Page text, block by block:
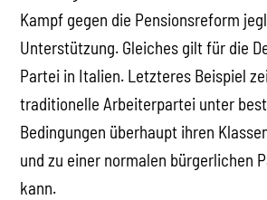
Kampf gegen die Pensionsreform
Unterstützung. Gleiches gilt für die
Partei in Italien. Letzteres Beispiel
traditionelle Arbeiterpartei unter
Bedingungen überhaupt ihren
und zu einer normalen bürgerlichen
kann.